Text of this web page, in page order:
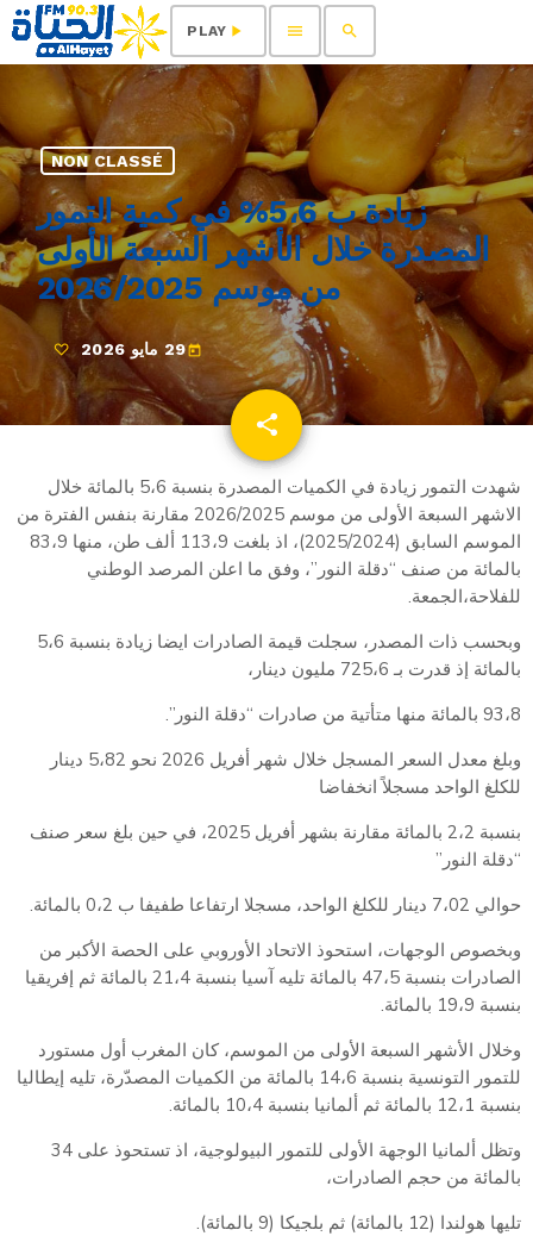
search
menu
play_arrow
PLAY
NON CLASSÉ
زيادة ب 5،6% في كمية التمور
المصدرة خلال الأشهر السبعة الأولى
من موسم 2026/2025
today29 مايو 2026
share
email
شهدت التمور زيادة في الكميات المصدرة بنسبة 5،6 بالمائة خلال
الاشهر السبعة الأولى من موسم 2026/2025 مقارنة بنفس الفترة من
الموسم السابق (2025/2024)، اذ بلغت 113،9 ألف طن، منها 83،9
بالمائة من صنف “دقلة النور”، وفق ما اعلن المرصد الوطني
للفلاحة،الجمعة.
وبحسب ذات المصدر، سجلت قيمة الصادرات ايضا زيادة بنسبة 5،6
بالمائة إذ قدرت بـ 725،6 مليون دينار،
93،8 بالمائة منها متأتية من صادرات “دقلة النور”.
وبلغ معدل السعر المسجل خلال شهر أفريل 2026 نحو 5،82 دينار
للكلغ الواحد مسجلاً انخفاضا
بنسبة 2،2 بالمائة مقارنة بشهر أفريل 2025، في حين بلغ سعر صنف
“دقلة النور”
حوالي 7،02 دينار للكلغ الواحد، مسجلا ارتفاعا طفيفا ب 0،2 بالمائة.
وبخصوص الوجهات، استحوذ الاتحاد الأوروبي على الحصة الأكبر من
الصادرات بنسبة 47،5 بالمائة تليه آسيا بنسبة 21،4 بالمائة ثم إفريقيا
بنسبة 19،9 بالمائة.
وخلال الأشهر السبعة الأولى من الموسم، كان المغرب أول مستورد
للتمور التونسية بنسبة 14،6 بالمائة من الكميات المصدّرة، تليه إيطاليا
بنسبة 12،1 بالمائة ثم ألمانيا بنسبة 10،4 بالمائة.
وتظل ألمانيا الوجهة الأولى للتمور البيولوجية، اذ تستحوذ على 34
بالمائة من حجم الصادرات،
تليها هولندا (12 بالمائة) ثم بلجيكا (9 بالمائة).